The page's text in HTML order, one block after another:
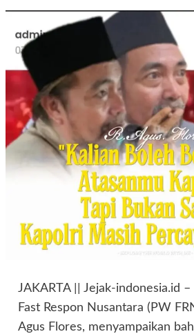
JAKARTA || Jejak-indonesia.id
Fast Respon Nusantara (PW
Agus Flores, menyampaikan